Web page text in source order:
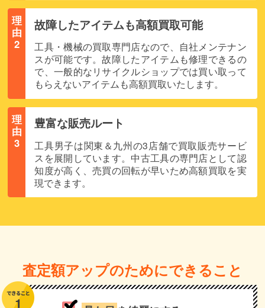
理
由
2
故障したアイテムも高額買取可能
工具・機械の買取専門店なので、自社メンテナン
スが可能です。故障したアイテムも修理できるの
で、一般的なリサイクルショップでは買い取って
もらえないアイテムも高額買取いたします。
理
由
3
豊富な販売ルート
工具男子は関東＆九州の3店舗で買取販売サービ
スを展開しています。中古工具の専門店として認
知度が高く、売買の回転が早いため高額買取を実
現できます。
査定額アップのためにできること